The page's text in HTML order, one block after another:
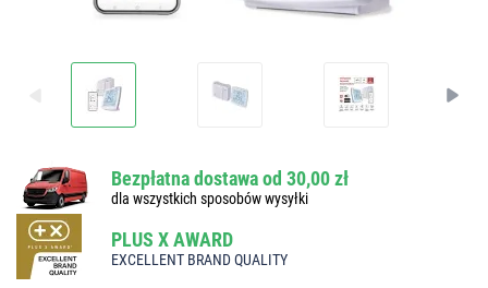
Bezpłatna dostawa od 30,00 zł
dla wszystkich sposobów wysyłki
PLUS X AWARD
EXCELLENT BRAND QUALITY